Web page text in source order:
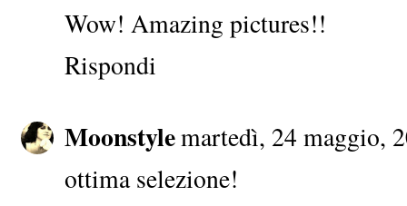
Wow! Amazing pictures!!
Rispondi
Moonstylemartedì, 24 maggio,
ottima selezione!